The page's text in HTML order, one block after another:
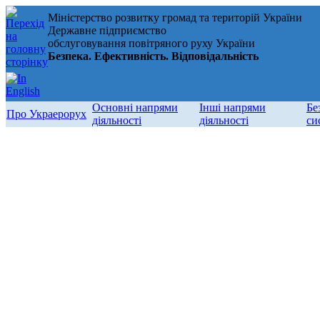
Міністерство розвитку громад та територій України
Державне підприємство
обслуговування повітряного руху України
Безпека. Ефективність. Відповідальність
Про Украерорух
Основні напрями
діяльності
Інші напрями
діяльності